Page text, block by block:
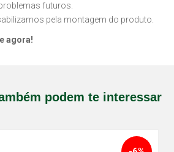
futuros.
pela montagem do produto.
agora!
podem te interessar